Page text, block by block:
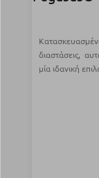
διαστάσεις,
μία ιδανική